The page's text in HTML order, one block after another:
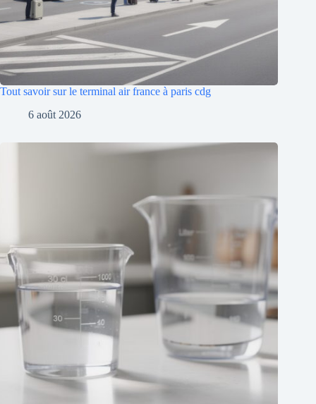
Tout savoir sur le terminal air france à paris cdg
6 août 2026